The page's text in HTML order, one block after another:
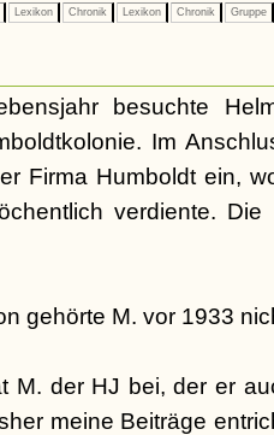
Lexikon Chronik Lexikon Chronik Gruppe
besuchte
Im
Firma Humboldt ein,
verdiente.
gehörte M. vor 1933
M. der HJ bei, der er
meine Beiträge